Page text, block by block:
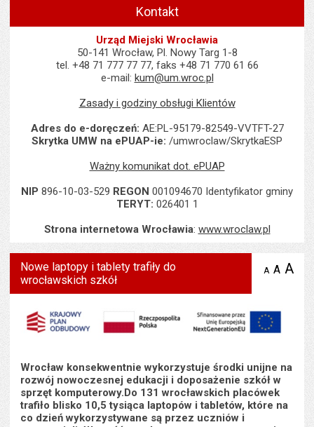
Kontakt
Urząd Miejski Wrocławia
50-141 Wrocław, Pl. Nowy Targ 1-8
tel. +48 71 777 77 77, faks +48 71 770 61 66
e-mail: kum@um.wroc.pl
Zasady i godziny obsługi Klientów
Adres do e-doręczeń: AE:PL-95179-82549-VVTFT-27
Skrytka UMW na ePUAP-ie: /umwroclaw/SkrytkaESP
Ważny komunikat dot. ePUAP
NIP 896-10-03-529 REGON 001094670 Identyfikator gminy
TERYT: 026401 1
Strona internetowa Wrocławia: www.wroclaw.pl
Nowe laptopy i tablety trafiły do
wrocławskich szkół
A zmniejsz
A A
Wrocław konsekwentnie wykorzystuje środki unijne na
rozwój nowoczesnej edukacji i doposażenie szkół w
sprzęt komputerowy.Do 131 wrocławskich placówek
trafiło blisko 10,5 tysiąca laptopów i tabletów, które na
co dzień wykorzystywane są przez uczniów i